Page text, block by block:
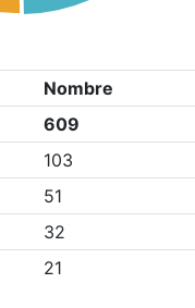
Nombre
609
103
51
32
21